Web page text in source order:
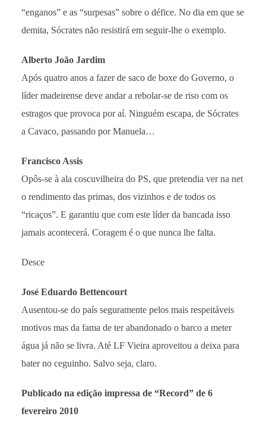
“enganos” e as “surpesas” sobre o défice. No dia em que se
demita, Sócrates não resistirá em seguir-lhe o exemplo.
Alberto João Jardim
Após quatro anos a fazer de saco de boxe do Governo, o
líder madeirense deve andar a rebolar-se de riso com os
estragos que provoca por aí. Ninguém escapa, de Sócrates
a Cavaco, passando por Manuela…
Francisco Assis
Opôs-se à ala coscuvilheira do PS, que pretendia ver na net
o rendimento das primas, dos vizinhos e de todos os
“ricaços”. E garantiu que com este líder da bancada isso
jamais acontecerá. Coragem é o que nunca lhe falta.
Desce
José Eduardo Bettencourt
Ausentou-se do país seguramente pelos mais respeitáveis
motivos mas da fama de ter abandonado o barco a meter
água já não se livra. Até LF Vieira aproveitou a deixa para
bater no ceguinho. Salvo seja, claro.
Publicado na edição impressa de “Record” de 6
fevereiro 2010